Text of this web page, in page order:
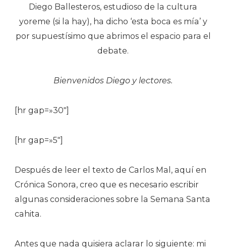
Diego Ballesteros, estudioso de la cultura
yoreme (si la hay), ha dicho ‘esta boca es mía’ y
por supuestísimo que abrimos el espacio para el
debate.
Bienvenidos Diego y lectores.
[hr gap=»30″]
[hr gap=»5″]
Después de leer el texto de Carlos Mal, aquí en
Crónica Sonora, creo que es necesario escribir
algunas consideraciones sobre la Semana Santa
cahita.
Antes que nada quisiera aclarar lo siguiente: mi